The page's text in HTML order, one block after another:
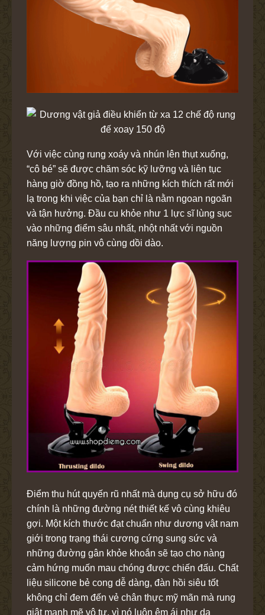
Với việc cùng rung xoáy và nhún lên thụt xuống,
“cô bé” sẽ được chăm sóc kỹ lưỡng và liên tục
hàng giờ đồng hồ, tạo ra những kích thích rất mới
lạ trong khi việc của bạn chỉ là nằm ngoan ngoãn
và tận hưởng. Đầu cu khỏe như 1 lực sĩ lùng sục
vào những điểm sâu nhất, nhột nhất với nguồn
năng lượng pin vô cùng dồi dào.
Điểm thu hút quyến rũ nhất mà dụng cụ sở hữu đó
chính là những đường nét thiết kế vô cùng khiêu
gợi. Một kích thước đạt chuẩn như dương vật nam
giới trong trạng thái cương cứng sung sức và
những đường gân khỏe khoắn sẽ tạo cho nàng
cảm hứng muốn mau chóng được chiến đấu. Chất
liệu silicone bẻ cong dễ dàng, đàn hồi siêu tốt
không chỉ đem đến vẻ chân thực mỹ mãn mà rung
giật mạnh mẽ vô tư, vì nó luôn êm ái như da